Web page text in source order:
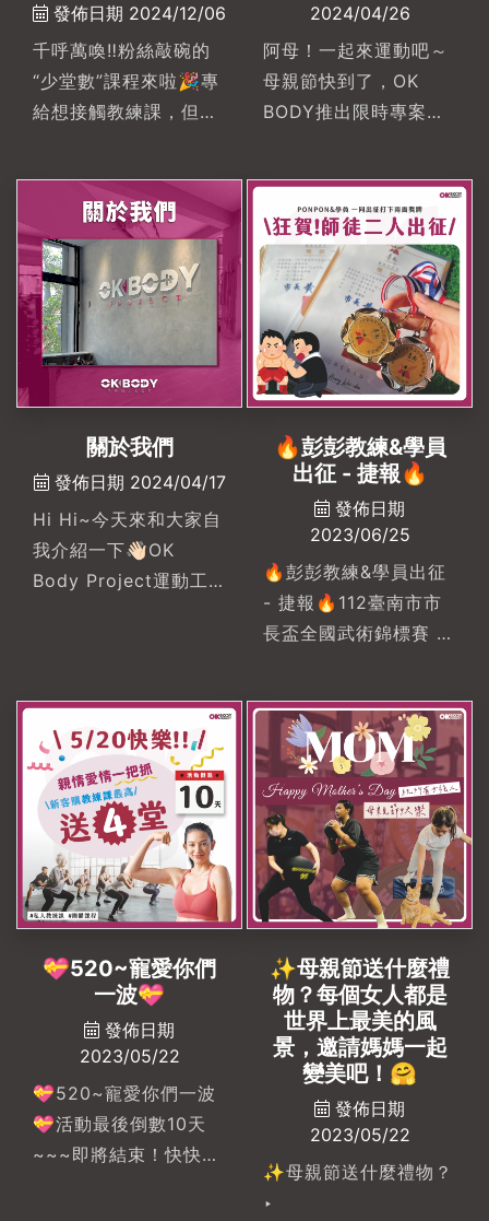
發佈日期 2024/12/06
千呼萬喚‼️粉絲敲碗的
“少堂數”課程來啦🎉專
給想接觸教練課，但又
12/05-12/31特別推出
#精華10堂課讓你從健
身小白，開始認識運動
的美好😗💡甜甜單堂
價$1299/堂輕鬆無負
擔的開啟健身之路💰
💡#一對一私人教練手
制定專屬課表🤓馬上私
訊預約或快傳給想一起
運動的朋友吧！健康就
從這裡開始👍🏻💥拳擊
燃脂｜功能性訓練｜銀
Body. Your Fitness
Buddy.🙌🏼你的健身好
夥伴🙌🏼
————————————————
2024/04/26
阿母！一起來運動吧～
母親節快到了，OK
BODY推出限時專案🎉
從“新”放鬆新生預約
【體驗課程】即贈“純粹
精華清潔露四入旅行組”
限量10名，贈完為止🎊
健康動起來新舊生皆
享，活動期間內購買
【私人教練課程】買20
次筋膜放鬆買30堂，即
贈2堂教練課＋3次筋膜
放鬆🔥限時專案！即日
起至5/20🔥🔥限時專
案！即日起至5/20🔥
🔥限時專案！即日起至
5/20🔥OK Body.
母親節限時專案
#okbodyproject左營
店 #高雄健身房 #高雄
健身房推薦 #左營健身
房 #左營健身房推薦#
高雄運動教練 #高雄教
練課 #私人教練 #健身
關於我們
發佈日期 2024/04/17
Hi Hi~今天來和大家自
我介紹一下👋🏻OK
Body Project運動工
健身環境、豐富多元的
課程、私人客製化訓練
和專業指導透過細心了
解你的身體狀況，規劃
最適合的課程內容📋以
循序漸進的目標計畫改
善身體狀態如同好友的
體能顧問陪伴你享受並
達成自己喜歡的模樣☺️
OK Body. Your
Fitness Buddy.🙌🏻你
的健身好夥伴🙌🏻
#okbodyproject左營
店 #高雄健身房推薦 #
左營健身房推薦#一對
🔥彭彭教練&學員
出征 - 捷報🔥
發佈日期
2023/06/25
🔥彭彭教練&學員出征
- 捷報🔥112臺南市市
長盃全國武術錦標賽 散
(PON) 男子散手成年組
75KG🥈第二名-🥊打
出來的~~!!榮耀的獎牌
🏆喜歡拳擊或是散打的
學員一起找彭彭教練打
拳!加入OK拳擊門派 !!
彭派~彭派~彭派~😂
拳擊#okbodyproject
#okbodyproject文自
店#私人教練課程 #一
對一私人教練 #私人教
練#健身 #高雄健身房
推薦 #左營健身房推薦
💝520~寵愛你們
一波💝
發佈日期
2023/05/22
💝520~寵愛你們一波
💝活動最後倒數10天
~~~即將結束！快快把
✨母親節送什麼禮
物？每個女人都是
世界上最美的風
景，邀請媽媽一起
變美吧！🤗
發佈日期
2023/05/22
✨母親節送什麼禮物？
‣